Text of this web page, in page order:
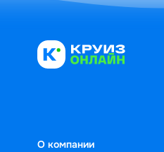
О компании